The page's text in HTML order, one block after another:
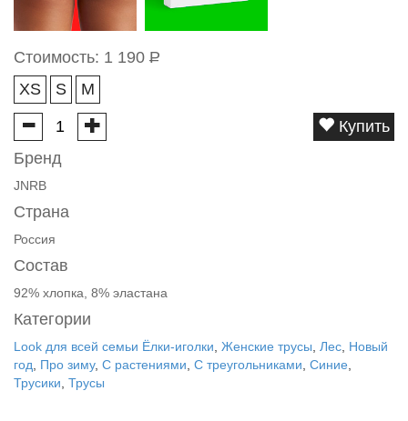
Стоимость: 1 190 Р
XS
S M
Купить
Бренд
JNRB
Страна
Россия
Состав
92% хлопка, 8% эластана
Категории
Look для всей семьи Ёлки-иголки Женские трусы Лес Новый
год
Про зиму, С растениями С треугольниками Синие
Трусики Трусы